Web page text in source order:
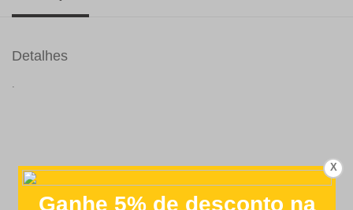
Detalhes
.
X